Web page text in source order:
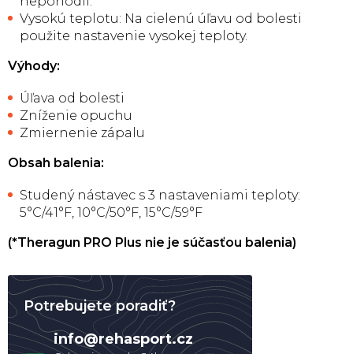
Vysokú teplotu: Na cielenú úľavu od bolesti
použite nastavenie vysokej teploty.
Výhody:
Úľava od bolesti
Zníženie opuchu
Zmiernenie zápalu
Obsah balenia:
Studený nástavec s 3 nastaveniami teploty:
5°C/41°F, 10°C/50°F, 15°C/59°F
(*Theragun PRO Plus nie je súčasťou balenia)
Potrebujete poradiť?
info@rehasport.cz